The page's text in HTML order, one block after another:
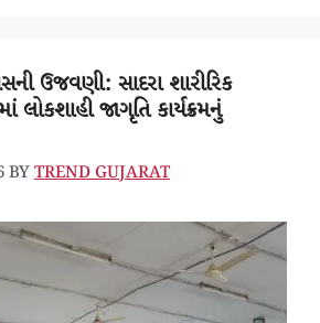
ઉજવણી: સાદરા શારીરિક
લોકશાહી જાગૃતિ કાર્યક્રમનું
BYTREND GUJARAT